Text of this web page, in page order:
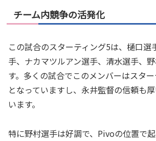
チーム内競争の活発化
この試合のスターティング5は、樋口選
手、ナカマツルアン選手、清水選手、
す。多くの試合でこのメンバーはスタ
となっていますし、永井監督の信頼も
います。
特に野村選手は好調で、Pivoの位置で